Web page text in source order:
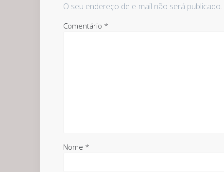
O seu endereço de e-mail não será publicado.
Comentário *
Nome *